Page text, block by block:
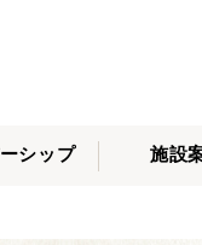
シップ
ップの種
施設